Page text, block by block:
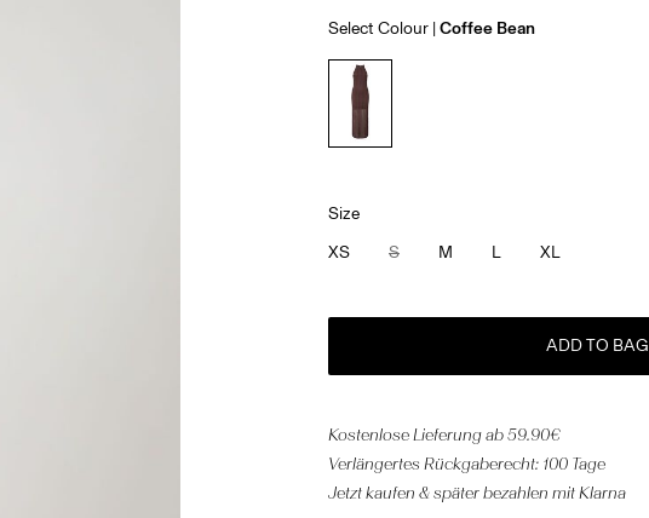
Select Colour Coffee Bean
Size
XS
S M L XL
ADD TO BAG
Kostenlose Lieferung ab 59.90€
Verlängertes Rückgaberecht: 100 Tage
Jetzt kaufen & später bezahlen mit Klarna